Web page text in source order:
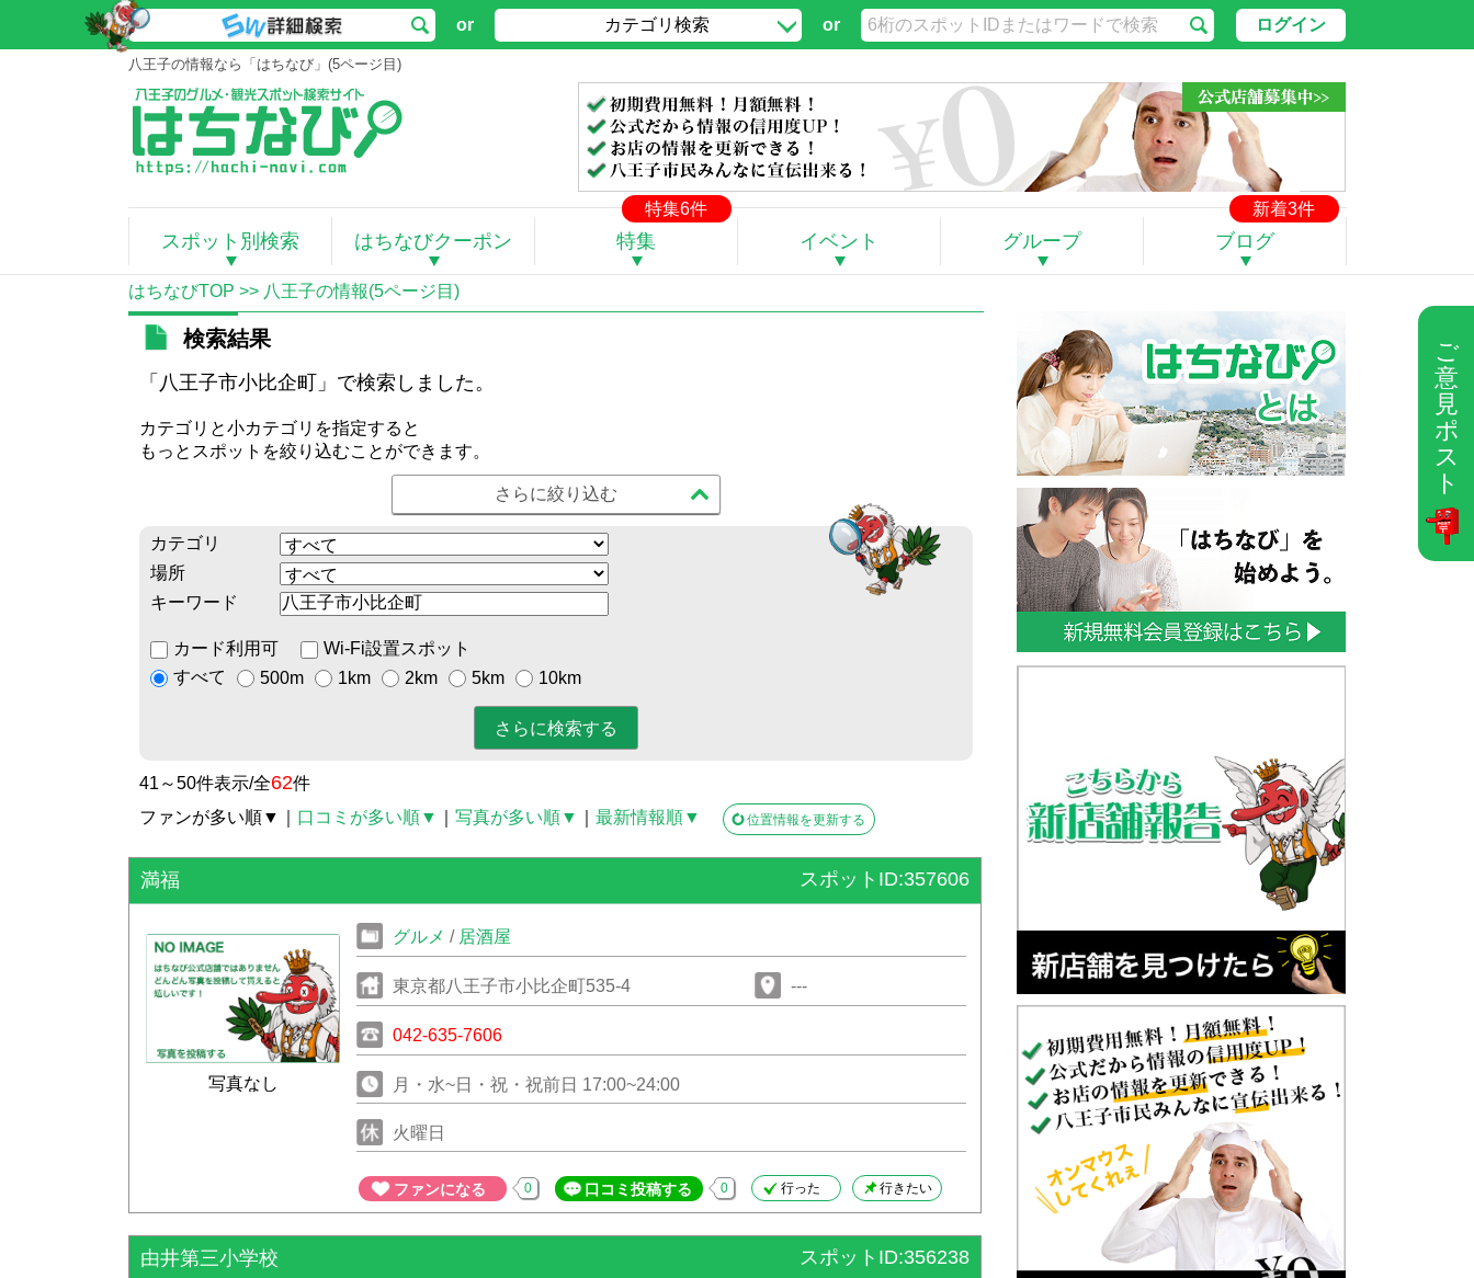
ご
意
見
ポ
ス
ト
or カテゴリ検索 or ログイン
八王子の情報なら「はちなび」(5ページ目)
特集6件 新着3件
スポット別検索 はちなびクーポン 特集 イベント グループ ブログ
はちなびTOP >> 八王子の情報(5ページ目)
検索結果
「八王子市小比企町」で検索しました。
カテゴリと小カテゴリを指定すると
もっとスポットを絞り込むことができます。
さらに絞り込む
カテゴリ
場所
キーワード
カード利用可
Wi-Fi設置スポット
すべて
500m 1km 2km 5km 10km
41～50件表示/全62件
ファンが多い順▼
口コミが多い順▼ 写真が多い順▼ 最新情報順▼ 位置情報を更新する
満福 スポットID:357606
写真なし
グルメ / 居酒屋
東京都八王子市小比企町535-4 ---
042-635-7606
月・水~日・祝・祝前日 17:00~24:00
火曜日
ファンになる 0 口コミ投稿する 0 行った 行きたい
由井第三小学校 スポットID:356238